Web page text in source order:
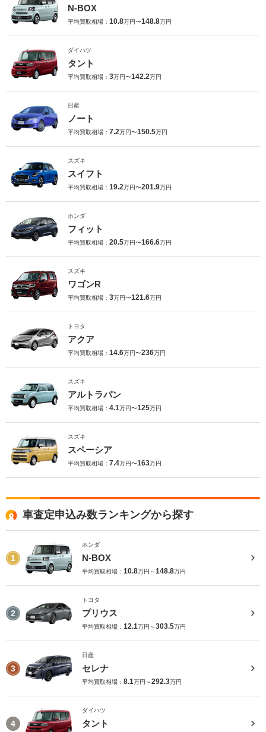
N-BOX
平均買取相場： 10.8万円〜148.8万円
ダイハツ
タント
平均買取相場： 3万円〜142.2万円
日産
ノート
平均買取相場： 7.2万円〜150.5万円
スズキ
スイフト
平均買取相場： 19.2万円〜201.9万円
ホンダ
フィット
平均買取相場： 20.5万円〜166.6万円
スズキ
ワゴンR
平均買取相場： 3万円〜121.6万円
トヨタ
アクア
平均買取相場： 14.6万円〜236万円
スズキ
アルトラパン
平均買取相場： 4.1万円〜125万円
スズキ
スペーシア
平均買取相場： 7.4万円〜163万円
車査定申込み数ランキングから探す
1
ホンダ
N-BOX
平均買取相場： 10.8万円～148.8万円
2
トヨタ
プリウス
平均買取相場： 12.1万円～303.5万円
3
日産
セレナ
平均買取相場： 8.1万円～292.3万円
4
ダイハツ
タント